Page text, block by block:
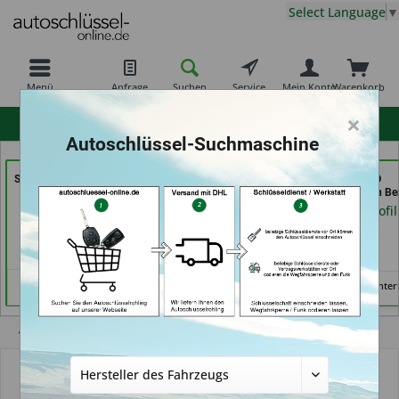
Menü Anfrage Suchen Service Warenkorb
Mein Konto
Select Language ▼
Shoes & Keys by Eski (in
Erlangen)
Händlerprofil
Autoschlüssel Hamburg
(in Hamburg)
Händlerprofil
KEYHERO
Autoschlüssel (in
Händlerprofil
Keine Services
Autoschlüsselgehäuse und Zubehör
×
Autoschlüssel-Suchmaschine